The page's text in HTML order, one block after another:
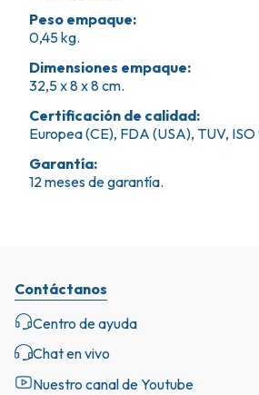
Peso empaque:
0,45 kg.
Dimensiones empaque:
32,5 x 8 x 8 cm.
Certificación de calidad:
Europea (CE), FDA (USA), TUV,
Garantía:
12 meses de garantía.
Contáctanos
Centro de ayuda
Chat en vivo
Nuestro canal de Youtube